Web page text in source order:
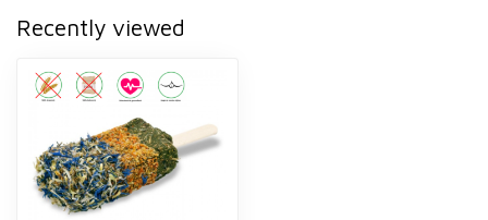
Recently viewed